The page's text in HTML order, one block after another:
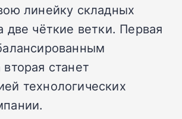
линейку складных
две чёткие ветки. Первая
станет
технологических